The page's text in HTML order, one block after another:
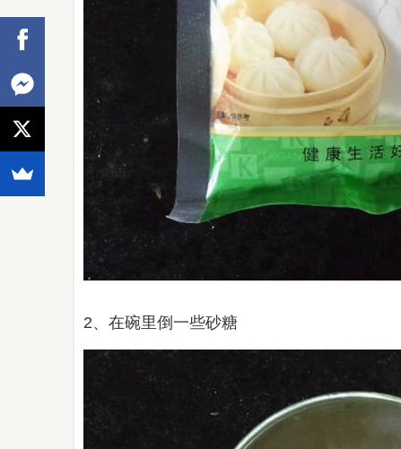
2、在碗里倒一些砂糖